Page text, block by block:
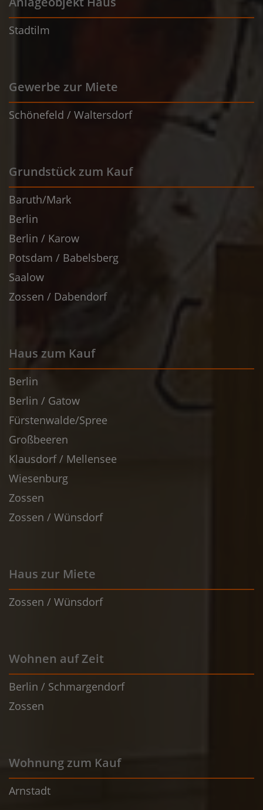
Stadtilm
Gewerbe zur Miete
Schönefeld / Waltersdorf
Grundstück zum Kauf
Baruth/Mark
Berlin
Berlin / Karow
Potsdam / Babelsberg
Saalow
Zossen / Dabendorf
Haus zum Kauf
Berlin
Berlin / Gatow
Fürstenwalde/Spree
Großbeeren
Klausdorf / Mellensee
Wiesenburg
Zossen
Zossen / Wünsdorf
Haus zur Miete
Zossen / Wünsdorf
Wohnen auf Zeit
Berlin / Schmargendorf
Zossen
Wohnung zum Kauf
Arnstadt